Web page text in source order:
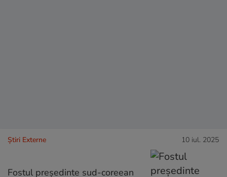
Știri Externe 10 iul. 2025
Fostul președinte sud-coreean